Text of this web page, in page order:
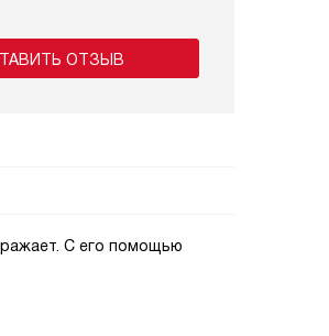
ОТЗЫВ
С его помощью